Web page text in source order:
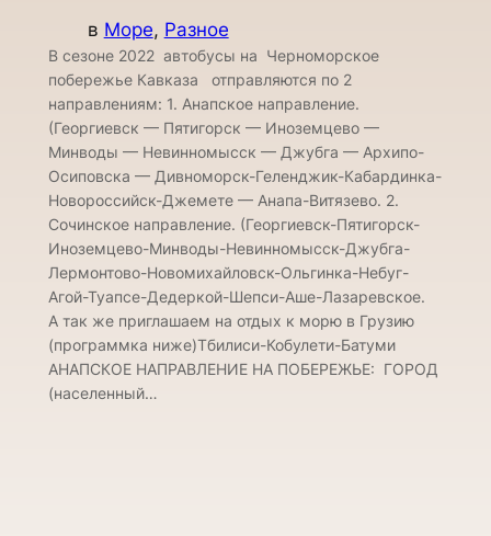
в Море, Разное
В сезоне 2022 автобусы на Черноморское
побережье Кавказа отправляются по 2
направлениям: 1. Анапское направление.
(Георгиевск — Пятигорск — Иноземцево —
Минводы — Невинномысск — Джубга — Архипо-
Осиповска — Дивноморск-Геленджик-Кабардинка-
Новороссийск-Джемете — Анапа-Витязево. 2.
Сочинское направление. (Георгиевск-Пятигорск-
Иноземцево-Минводы-Невинномысск-Джубга-
Лермонтово-Новомихайловск-Ольгинка-Небуг-
Агой-Туапсе-Дедеркой-Шепси-Аше-Лазаревское.
А так же приглашаем на отдых к морю в Грузию
(программка ниже)Тбилиси-Кобулети-Батуми
АНАПСКОЕ НАПРАВЛЕНИЕ НА ПОБЕРЕЖЬЕ: ГОРОД
(населенный…